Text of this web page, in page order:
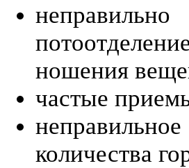
ношения
частые
количества